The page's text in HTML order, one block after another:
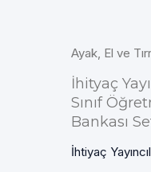
Ayak, El ve
İhityaç
Sınıf
Bankası
İhtiyaç